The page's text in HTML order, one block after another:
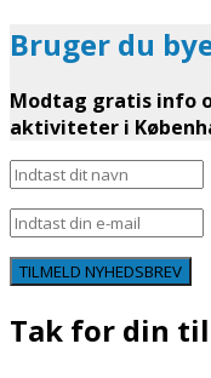
Bruger du
Modtag gratis info
aktiviteter i
TILMELD NYHEDSBREV
Tak for din